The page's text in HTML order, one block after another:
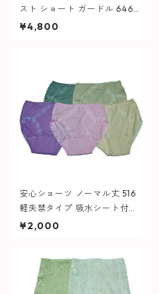
スト ショート ガードル 646
レディース
¥4,800
安心ショーツ ノーマル丈 516
軽失禁タイプ 吸水シート付
(大きいサイズ) レディース
¥2,000